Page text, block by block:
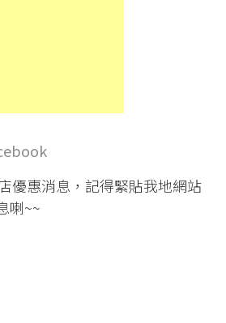
優惠消息，記得緊貼我地網站
喇~~